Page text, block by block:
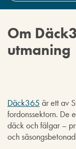
Om
utmaning
Däck365 är ett av
fordonssektorn. De
däck och fälgar –
och